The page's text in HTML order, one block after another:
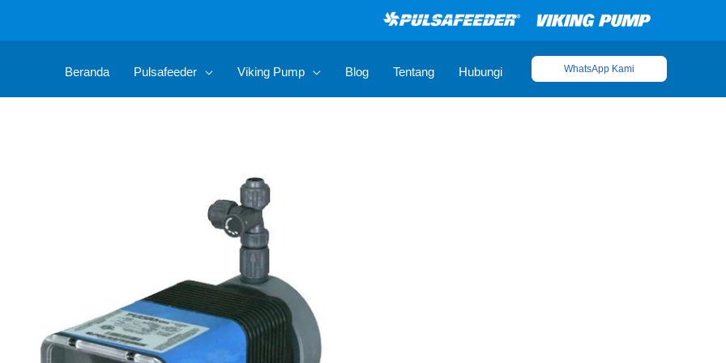
Beranda Pulsafeeder Viking Pump Blog Tentang Hubungi WhatsApp Kami